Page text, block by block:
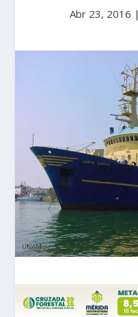
Abr 23, 2016 |